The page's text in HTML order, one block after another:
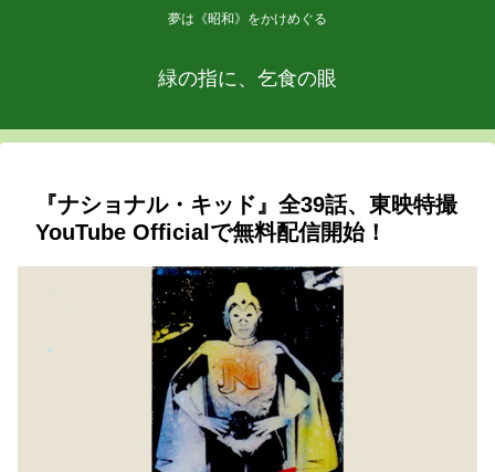
夢は《昭和》をかけめぐる
緑の指に、乞食の眼
『ナショナル・キッド』全39話、東映特撮
YouTube Officialで無料配信開始！